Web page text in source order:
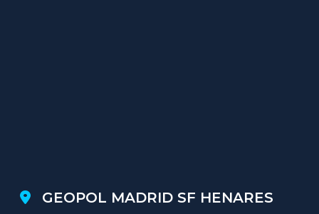
GEOPOL MADRID SF HENARES